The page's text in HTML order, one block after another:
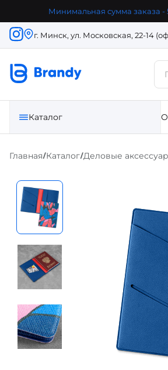
Минимальная сумма заказа -
г. Минск, ул. Московская, 22-14
Каталог О
Главная/Каталог/Деловые